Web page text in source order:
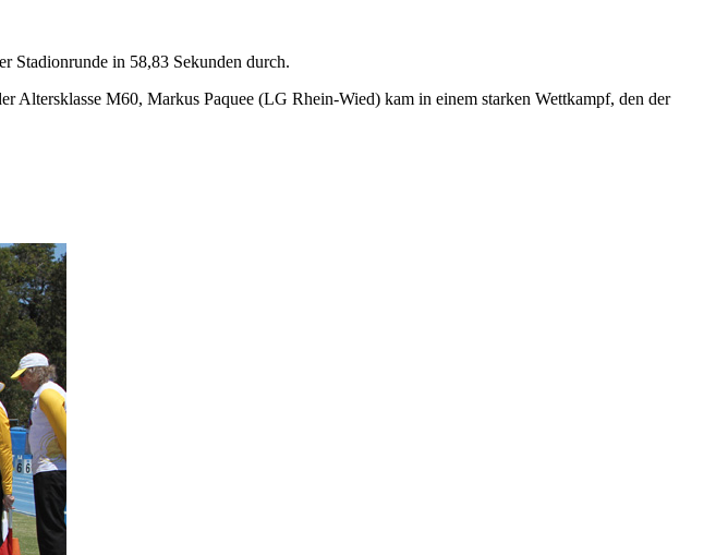
Stadionrunde in 58,83 Sekunden durch.
M60, Markus Paquee (LG Rhein-Wied) kam in einem starken Wettkampf, den der